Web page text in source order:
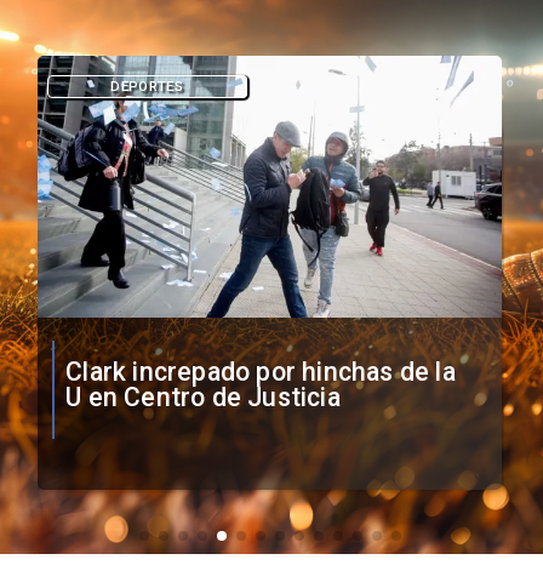
Vozinha firma contrato con Colo
Colo como nuevo arquero
DEPORTES